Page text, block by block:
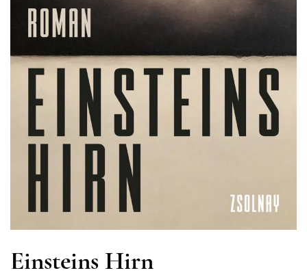
Einsteins Hirn